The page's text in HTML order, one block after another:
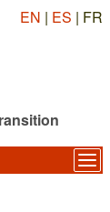
EN | ES | FR